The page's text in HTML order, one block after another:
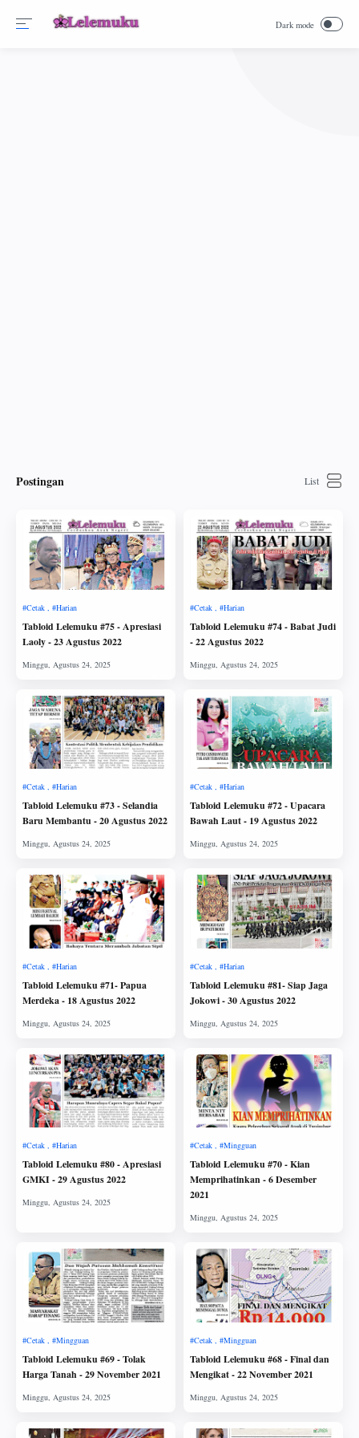
Postingan
Tabloid Lelemuku #75 - Apresiasi
Laoly - 23 Agustus 2022
Tabloid Lelemuku #74 - Babat Judi
- 22 Agustus 2022
Tabloid Lelemuku #73 - Selandia
Baru Membantu - 20 Agustus 2022
Tabloid Lelemuku #72 - Upacara
Bawah Laut - 19 Agustus 2022
Tabloid Lelemuku #71- Papua
Merdeka - 18 Agustus 2022
Tabloid Lelemuku #81- Siap Jaga
Jokowi - 30 Agustus 2022
Tabloid Lelemuku #80 - Apresiasi
GMKI - 29 Agustus 2022
Tabloid Lelemuku #70 - Kian
Memprihatinkan - 6 Desember
2021
Tabloid Lelemuku #69 - Tolak
Harga Tanah - 29 November 2021
Tabloid Lelemuku #68 - Final dan
Mengikat - 22 November 2021